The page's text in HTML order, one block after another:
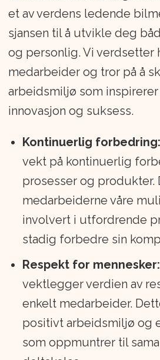
på å tilrettelegge
dersom du har behov for
et av verdens ledende
sjansen til å utvikle deg
og personlig. Vi verdsetter
medarbeider og tror på å
arbeidsmiljø som
innovasjon og suksess.
Kontinuerlig forbedring:
vekt på kontinuerlig
prosesser og produkter.
medarbeiderne våre
involvert i utfordrende
stadig forbedre sin
Respekt for mennesker:
vektlegger verdien av
enkelt medarbeider.
positivt arbeidsmiljø og
som oppmuntrer til